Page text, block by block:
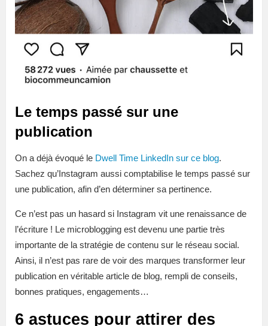
Le temps passé sur une
publication
On a déjà évoqué le Dwell Time LinkedIn sur ce blog.
Sachez qu’Instagram aussi comptabilise le temps passé sur
une publication, afin d’en déterminer sa pertinence.
Ce n’est pas un hasard si Instagram vit une renaissance de
l’écriture ! Le microblogging est devenu une partie très
importante de la stratégie de contenu sur le réseau social.
Ainsi, il n’est pas rare de voir des marques transformer leur
publication en véritable article de blog, rempli de conseils,
bonnes pratiques, engagements…
6 astuces pour attirer des